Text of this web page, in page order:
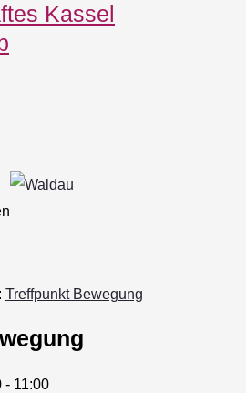
Kassel
Treffpunkt Bewegung
- 11:00